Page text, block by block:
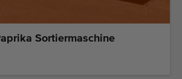
Sortiermaschine